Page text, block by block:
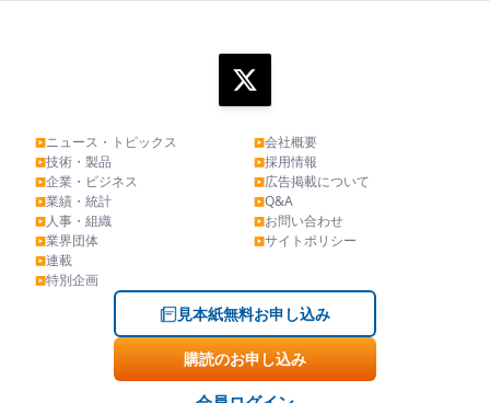
▶ ニュース・トピックス
▶ 技術・製品
▶ 企業・ビジネス
▶ 業績・統計
▶ 人事・組織
▶ 業界団体
▶ 連載
▶ 特別企画
▶ 会社概要
▶ 採用情報
▶ 広告掲載について
▶ Q&A
▶ お問い合わせ
▶ サイトポリシー
見本紙無料お申し込み
購読のお申し込み